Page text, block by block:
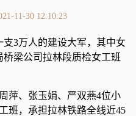
11-30 12:10:23
3万人的建设大军，其中女
桥梁公司拉林段质检女工班
萍、张玉娟、严双燕4位小
班，承担拉林铁路全线近45